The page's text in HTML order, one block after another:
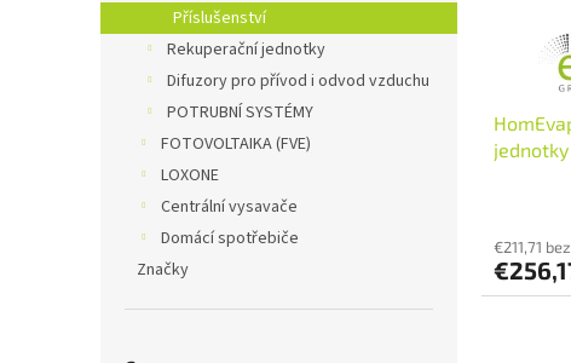
Příslušenství
Rekuperační jednotky
Difuzory pro přívod i odvod vzduchu
POTRUBNÍ SYSTÉMY
FOTOVOLTAIKA (FVE)
LOXONE
Centrální vysavače
Domácí spotřebiče
Značky
€211,71